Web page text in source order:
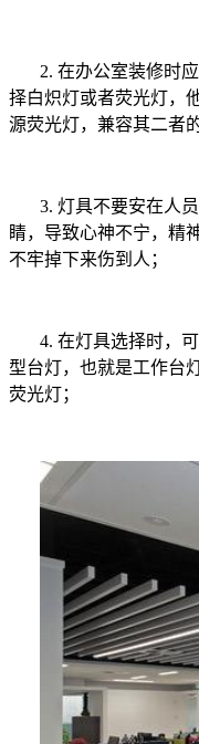
2. 在办公室装修时
择白炽灯或者荧光灯，
源荧光灯，兼容其二者
3. 灯具不要安在人
睛，导致心神不宁，精
不牢掉下来伤到人；
4. 在灯具选择时，
型台灯，也就是工作台
荧光灯；